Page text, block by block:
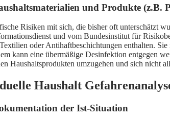
und Produkte (z.B.
Risiken mit sich, die bisher oft unterschätzt
und vom Bundesinstitut für
oder Antihaftbeschichtungen enthalten.
kann eine übermäßige Desinfektion entgegen
Haushaltsprodukten umzugehen und sich nicht
Haushalt
der Ist-Situation